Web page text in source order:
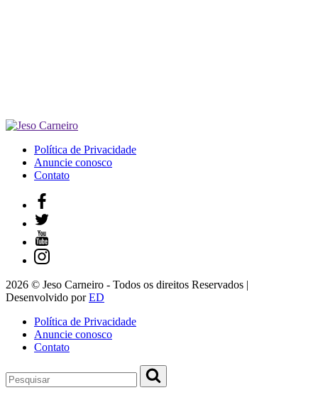
Política de Privacidade
Anuncie conosco
Contato
2026 © Jeso Carneiro - Todos os direitos Reservados |
Desenvolvido porED
Política de Privacidade
Anuncie conosco
Contato